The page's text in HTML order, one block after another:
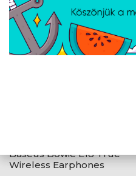
Baseus Bowie E18 True
Wireless Earphones